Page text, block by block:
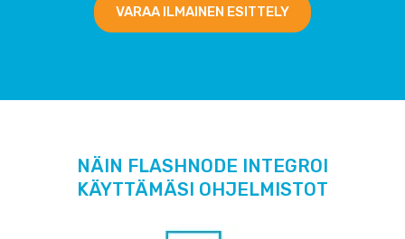
VARAA ILMAINEN ESITTELY
NÄIN FLASHNODE INTEGROI
KÄYTTÄMÄSI OHJELMISTOT